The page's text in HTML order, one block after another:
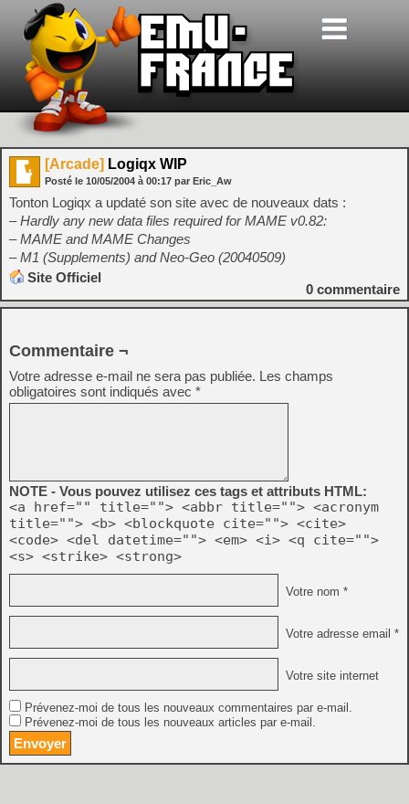
[Arcade] Logiqx WIP
Posté le 10/05/2004 à 00:17 par Eric_Aw
Tonton Logiqx a updaté son site avec de nouveaux dats :
– Hardly any new data files required for MAME v0.82:
– MAME and MAME Changes
– M1 (Supplements) and Neo-Geo (20040509)
Site Officiel
0 commentaire
Commentaire ¬
Votre adresse e-mail ne sera pas publiée. Les champs
obligatoires sont indiqués avec *
NOTE - Vous pouvez utilisez ces tags et attributs HTML:
<a href="" title=""> <abbr title=""> <acronym
title=""> <b> <blockquote cite=""> <cite>
<code> <del datetime=""> <em> <i> <q cite="">
<s> <strike> <strong>
Votre nom *
Votre adresse email *
Votre site internet
Prévenez-moi de tous les nouveaux commentaires par e-mail.
Prévenez-moi de tous les nouveaux articles par e-mail.